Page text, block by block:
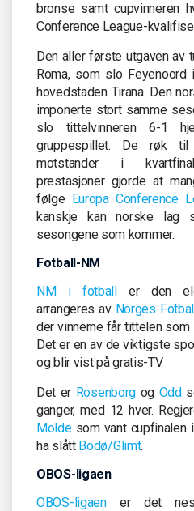
bronse samt cupvinneren
Conference League-
Den aller første utgaven av
Roma, som slo
hovedstaden Tirana. Den
imponerte stort samme
slo tittelvinneren 6-1
gruppespillet. De røk
motstander i
prestasjoner gjorde at
følge Europa Conference
kanskje kan norske
sesongene som kommer.
Fotball-NM
NM i fotballer den
arrangeres av Norges
der vinnerne får tittelen
Det er en av de viktigste
og blir vist på gratis-TV.
Det er Rosenborg og Odd
ganger, med 12 hver.
Moldesom vant cupfinalen
ha slått Bodø/Glimt.
OBOS-ligaen
OBOS-ligaener det nest